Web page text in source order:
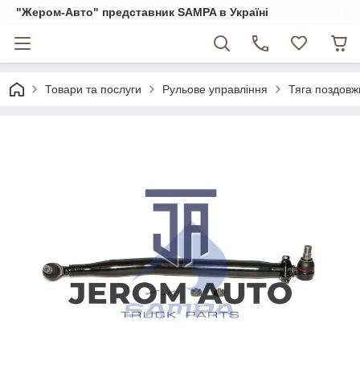
"Жером-Авто" представник SAMPA в Україні
Товари та послуги Рульове управління Тяга